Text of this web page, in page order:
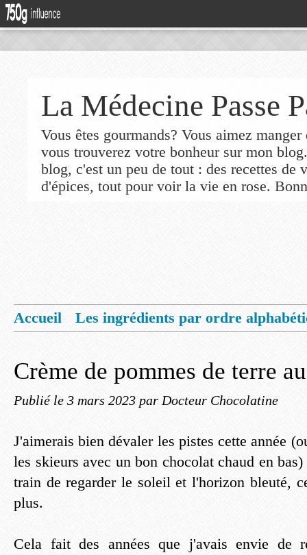
La Médecine Passe
Vous êtes gourmands? Vous aimez
vous trouverez votre bonheur sur mon
blog, c'est un peu de tout : des recettes de
d'épices, tout pour voir la vie en rose.
Accueil
Les ingrédients par ordre
Crème de pommes de terre
Publié le 3 mars 2023 par Docteur Chocolatine
J'aimerais bien dévaler les pistes cette année
les skieurs avec un bon chocolat chaud en
train de regarder le soleil et l'horizon bleuté,
plus.
Cela fait des années que j'avais envie de